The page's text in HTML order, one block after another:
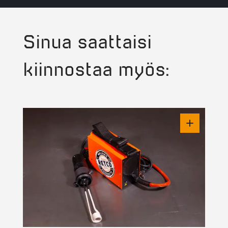
90351
punainen. D.37 1,0
mm
oranssi. D.37 1,2
keltainen.D.37 1,6
mm
Sinua saattaisi
kiinnostaa myös: